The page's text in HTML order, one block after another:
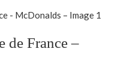
de France –